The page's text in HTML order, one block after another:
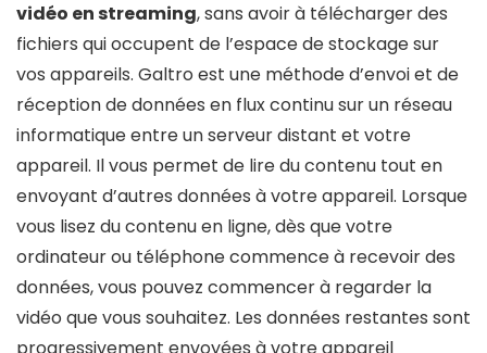
vidéo en streaming, sans avoir à télécharger des
fichiers qui occupent de l’espace de stockage sur
vos appareils. Galtro est une méthode d’envoi et de
réception de données en flux continu sur un réseau
informatique entre un serveur distant et votre
appareil. Il vous permet de lire du contenu tout en
envoyant d’autres données à votre appareil. Lorsque
vous lisez du contenu en ligne, dès que votre
ordinateur ou téléphone commence à recevoir des
données, vous pouvez commencer à regarder la
vidéo que vous souhaitez. Les données restantes sont